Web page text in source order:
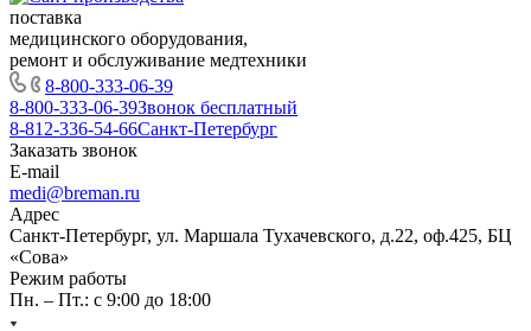
поставка
медицинского оборудования,
ремонт и обслуживание медтехники
8-800-333-06-39
8-800-333-06-39Звонок бесплатный
8-812-336-54-66Санкт-Петербург
Заказать звонок
E-mail
medi@breman.ru
Адрес
Санкт-Петербург, ул. Маршала Тухачевского, д.22, оф.425, БЦ
«Сова»
Режим работы
Пн. – Пт.: с 9:00 до 18:00